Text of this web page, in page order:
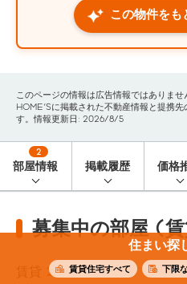
住まい探
賃貸住宅すべて 下限
この物件を
このページの情報は広告情報ではありま
HOME'Sに掲載された不動産情報と提携
す。情報更新日: 2026/8/5
部屋情報
2
掲載履歴 価格
募集中の部屋 (
2 件